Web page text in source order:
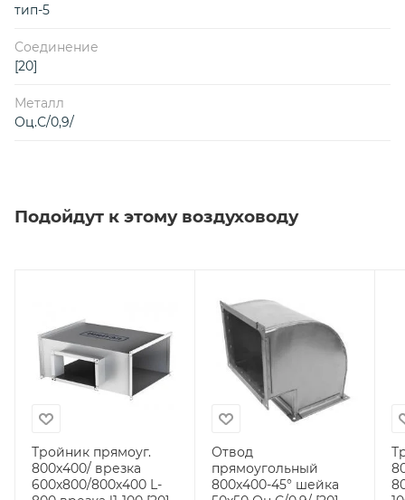
тип-5
Соединение
[20]
Металл
Оц.С/0,9/
Подойдут к этому воздуховоду
Тройник прямоуг.
800х400/ врезка
600х800/800х400 L-
Отвод
прямоугольный
800х400-45° шейка